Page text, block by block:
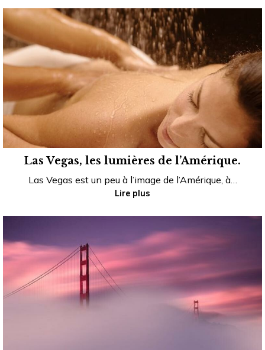
Las Vegas, les lumières de l’Amérique.
Las Vegas est un peu à l’image de l’Amérique, à…
Lire plus